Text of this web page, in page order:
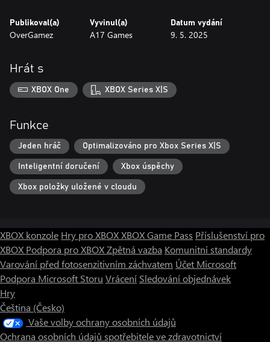
Publikoval(a)
OverGamez
Vyvinul(a)
A17 Games
Datum vydání
9. 5. 2025
Hrát s
XBOX One XBOX Series X|S
Funkce
Jeden hráč Optimalizováno pro Xbox Series X|S
Inteligentní doručení Xbox úspěchy
Xbox položky uložené v cloudu
XBOX konzole Hry pro XBOXXBOX Game Pass Příslušenství pro
XBOX Podpora pro XBOXZpětná vazba Komunitní standardy
Varování před fotosenzitivním záchvatem Účet Microsoft
Podpora Microsoft Storu Vrácení Sledování objednávek
Hry
Čeština (Česko)
Vaše volby ochrany osobních údajů
Ochrana osobních údajů spotřebitele ve zdravotnictví